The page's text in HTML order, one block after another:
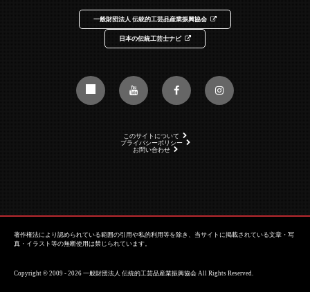
一般財団法人 伝統的工芸品産業振興協会
日本の伝統工芸士ナビ
このサイトについて
プライバシーポリシー
お問い合わせ
著作権法により認められている範囲の引用や私的利用等を除き、当サイトに掲載されている文章・写
真・イラスト等の無断使用は禁じられています。
Copyright © 2009 - 2026 一般財団法人 伝統的工芸品産業振興協会 All Rights Reserved.